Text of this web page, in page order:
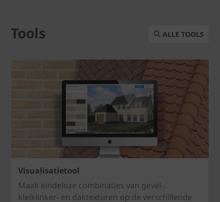
Tools ALLE TOOLS
Visualisatietool
Maak eindeloze combinaties van gevel-,
kleiklinker- en daktexturen op de verschillende